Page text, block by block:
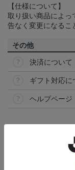
【仕様について】
取り扱い商品によっ
告なく変更になるこ
その他
決済について
ギフト対応に
ヘルプページ